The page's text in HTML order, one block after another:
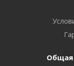
Общая